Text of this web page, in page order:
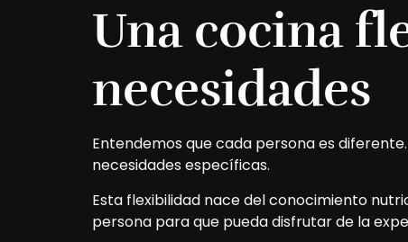
Una cocina
necesidades
Entendemos que cada persona es
necesidades específicas.
Esta flexibilidad nace del conocimiento
persona para que pueda disfrutar de la